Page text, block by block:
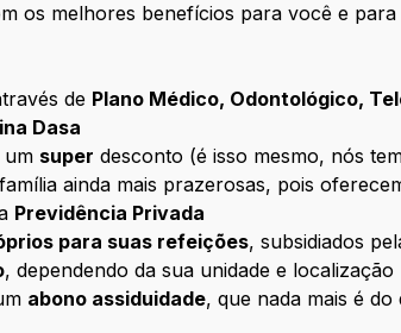
os melhores benefícios para você e
de Plano Médico, Odontológico,
Dasa
super desconto (é isso mesmo, nós
ainda mais prazerosas, pois
Previdência Privada
para suas refeições, subsidiados
, dependendo da sua unidade e localização
abono assiduidade, que nada mais é